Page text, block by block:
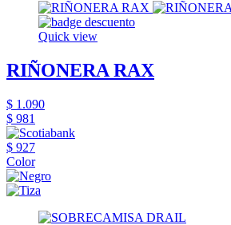
Quick view
RIÑONERA RAX
$ 1.090
$ 981
$ 927
Color